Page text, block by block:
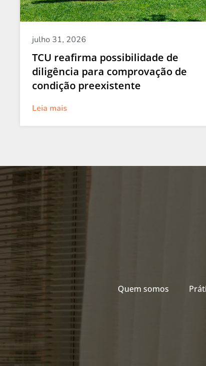
julho 31, 2026
TCU reafirma possibilidade de
diligência para comprovação de
condição preexistente
Leia mais
Quem somos